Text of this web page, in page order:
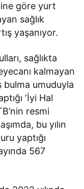
göre yurt
sağlık
yaşanıyor.
sağlıkta
kalmayan
bulma umuduyla
‘İyi Hal
resmi
bu yılın
yaptığı
567